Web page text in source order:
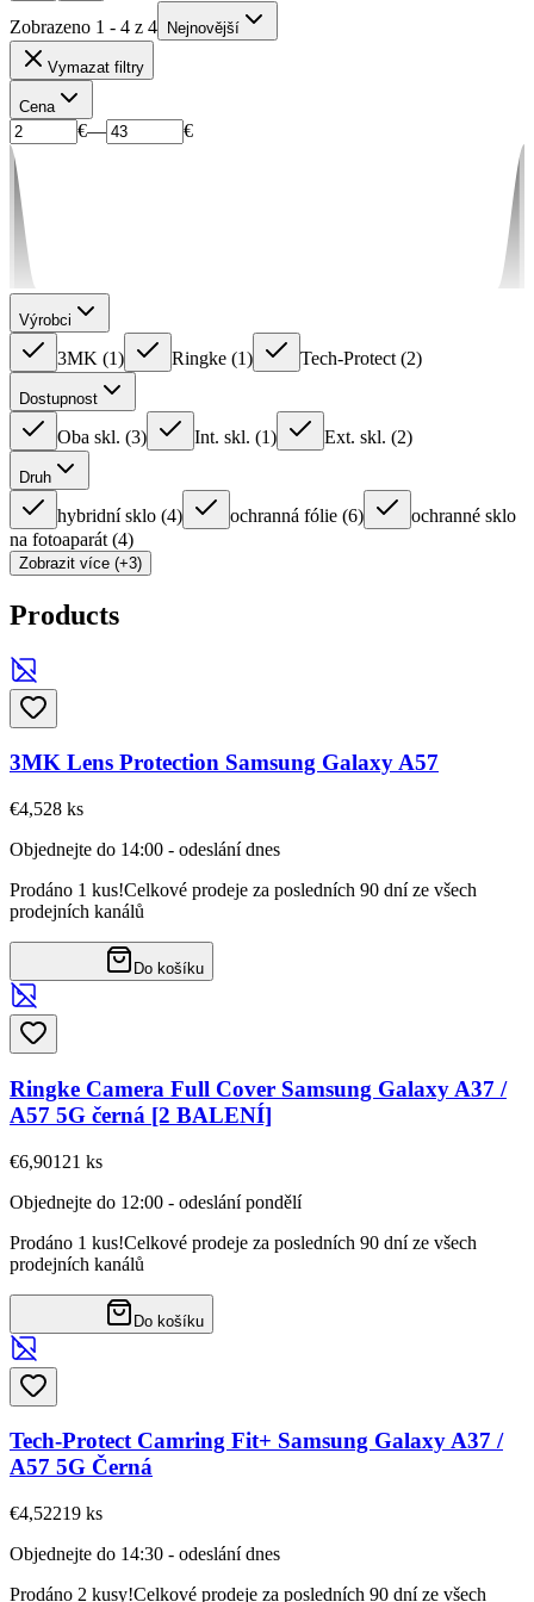
Zobrazeno 1 - 4 z 4 Nejnovější
Vymazat filtry
Cena
€— €
Výrobci
3MK (1) Ringke (1) Tech-Protect (2)
Dostupnost
Oba skl. (3) Int. skl. (1) Ext. skl. (2)
Druh
hybridní sklo (4) ochranná fólie (6)
ochranné sklo
na fotoaparát (4)
Zobrazit více (+3)
Products
3MK Lens Protection Samsung Galaxy A57
€4,528 ks
Objednejte do 14:00 - odeslání dnes
Prodáno 1 kus!Celkové prodeje za posledních 90 dní ze všech
prodejních kanálů
Do košíku
Ringke Camera Full Cover Samsung Galaxy A37 /
A57 5G černá [2 BALENÍ]
€6,90121 ks
Objednejte do 12:00 - odeslání pondělí
Prodáno 1 kus!Celkové prodeje za posledních 90 dní ze všech
prodejních kanálů
Do košíku
Tech-Protect Camring Fit+ Samsung Galaxy A37 /
A57 5G Černá
€4,52219 ks
Objednejte do 14:30 - odeslání dnes
Prodáno 2 kusy!Celkové prodeje za posledních 90 dní ze všech